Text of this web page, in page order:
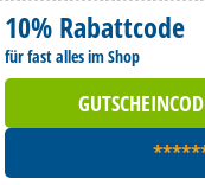
10% Rabattcode
für fast alles im Shop